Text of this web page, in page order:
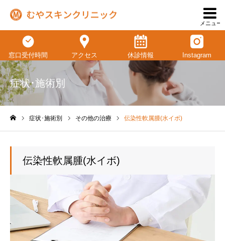
メニュー
窓口受付時間 アクセス 休診情報 Instagram
症状･施術別
症状･施術別 その他の治療 伝染性軟属腫(水イボ)
伝染性軟属腫(水イボ)